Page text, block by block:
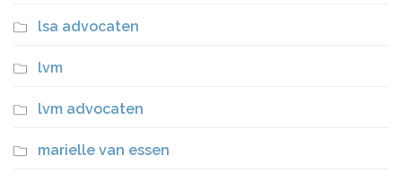
lsa advocaten
lvm
lvm advocaten
marielle van essen